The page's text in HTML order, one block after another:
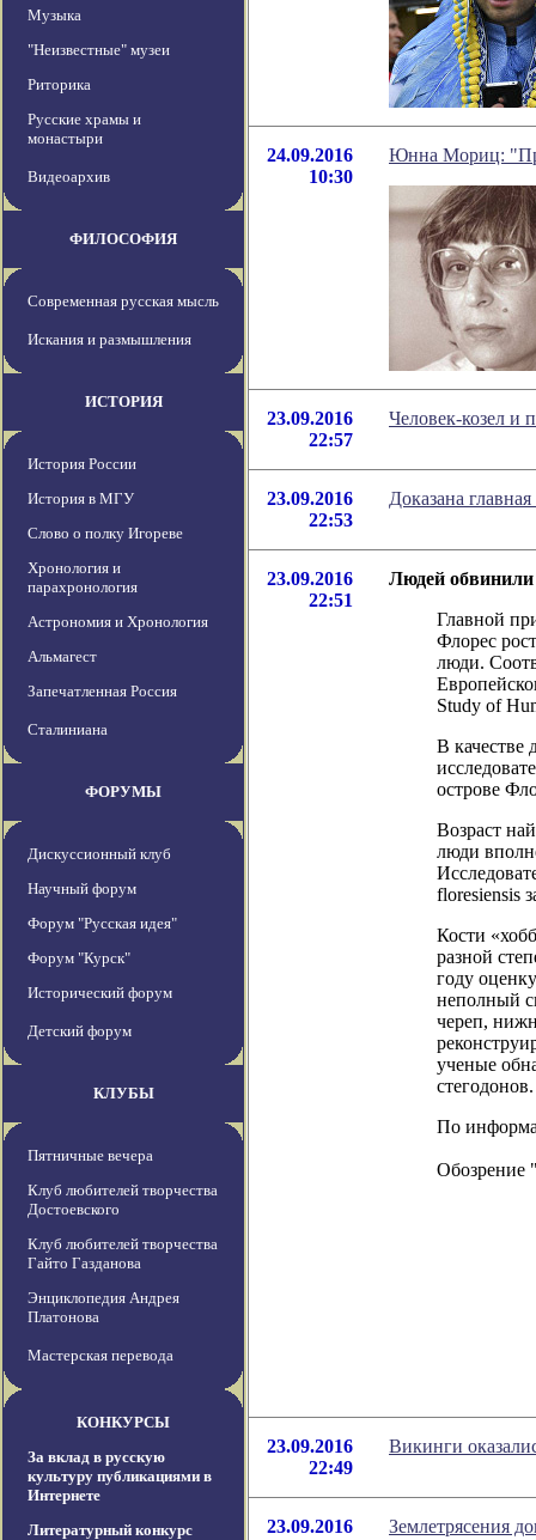
Музыка
"Неизвестные" музеи
Риторика
Русские храмы и
монастыри
Видеоархив
ФИЛОСОФИЯ
Современная русская мысль
Искания и размышления
ИСТОРИЯ
История России
История в МГУ
Слово о полку Игореве
Хронология и
парахронология
Астрономия и Хронология
Альмагест
Запечатленная Россия
Сталиниана
ФОРУМЫ
Дискуссионный клуб
Научный форум
Форум "Русская идея"
Форум "Курск"
Исторический форум
Детский форум
КЛУБЫ
Пятничные вечера
Клуб любителей творчества
Достоевского
Клуб любителей творчества
Гайто Газданова
Энциклопедия Андрея
Платонова
Мастерская перевода
КОНКУРСЫ
За вклад в русскую
культуру публикациями в
Интернете
Литературный конкурс
24.09.2016
10:30
Юнна Мориц:
23.09.2016
22:57
Человек-козел и
23.09.2016
22:53
Доказана
23.09.2016
22:51
Людей обвинили
Главной
Флорес
люди.
Study of
В качестве
острове
Возраст
люди
floresiensis
Кости
разной
году
неполный
череп,
ученые
стегодонов.
По
Обозрение
23.09.2016
22:49
Викинги
23.09.2016
Землетрясения